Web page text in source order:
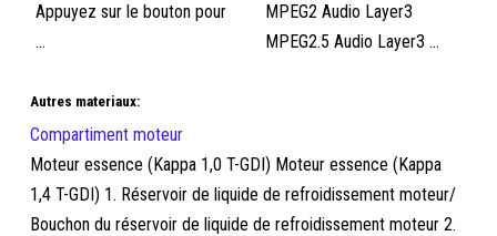
Appuyez sur le bouton pour
...
MPEG2 Audio Layer3
MPEG2.5 Audio Layer3 ...
Autres materiaux:
Compartiment moteur
Moteur essence (Kappa 1,0 T-GDI) Moteur essence (Kappa
1,4 T-GDI) 1. Réservoir de liquide de refroidissement moteur/
Bouchon du réservoir de liquide de refroidissement moteur 2.